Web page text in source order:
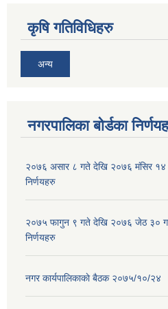
कृषि गतिविधिहरु
अन्य
नगरपालिका बोर्डका
२०७६ असार ८ गते देखि २०७६ मंसिर १४
निर्णयहरु
२०७५ फागुन ९ गते देखि २०७६ जेठ ३० गते
निर्णयहरु
नगर कार्यपालिकाकाे बैठक २०७५/१०/२४